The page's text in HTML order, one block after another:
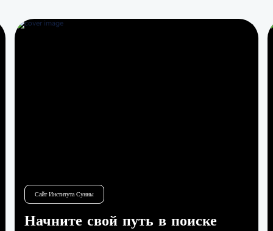
Полноценная цифровая
исламская библиотека